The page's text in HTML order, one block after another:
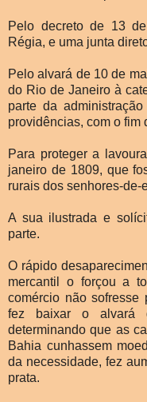
Pelo decreto de 13
Régia, e uma junta
Pelo alvará de 10 de
do Rio de Janeiro à
parte da
providências, com o fim
Para proteger a
janeiro de 1809, que
rurais dos senhores-de-
A sua ilustrada e
parte.
O rápido
mercantil o forçou a
comércio não
fez baixar o alvará
determinando que as
Bahia cunhassem
da necessidade, fez
prata.